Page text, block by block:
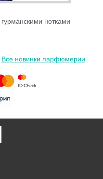
нотками
Все новинки парфюмерии